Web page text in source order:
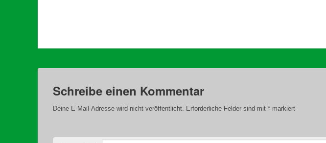
Schreibe einen Kommentar
Deine E-Mail-Adresse wird nicht veröffentlicht. Erforderliche Felder sind mit * markiert